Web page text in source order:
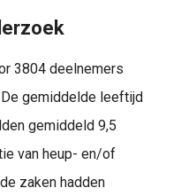
3804 deelnemers
gemiddelde leeftijd
gemiddeld 9,5
van heup- en/of
zaken hadden